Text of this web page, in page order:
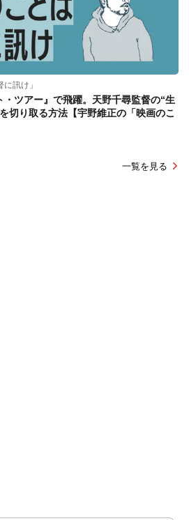
訊け」
・ツアー』で飛躍。天野千尋監督の“生
切り取る方法【宇野維正の「映画のこ
一覧を見る